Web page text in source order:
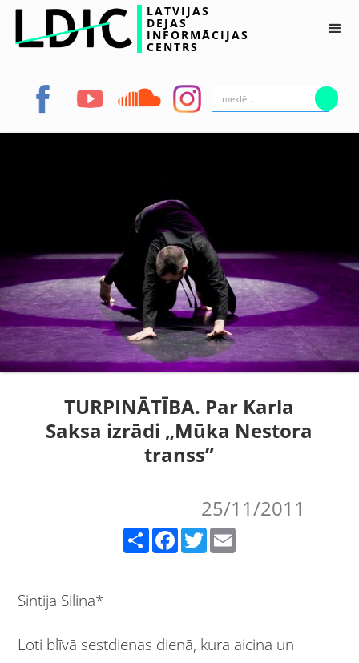
LATVIJAS
DEJAS
INFORMĀCIJAS
CENTRS
TURPINĀTĪBA. Par Karla
Saksa izrādi „Mūka Nestora
transs”
25/11/2011
Share Facebook Twitter
Sintija Siliņa*
Ļoti blīvā sestdienas dienā, kura aicina un